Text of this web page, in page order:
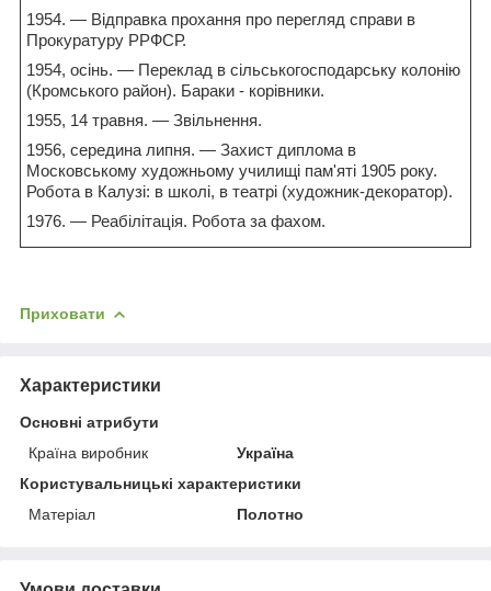
1954. — Відправка прохання про перегляд справи в
Прокуратуру РРФСР.
1954, осінь. — Переклад в сільськогосподарську колонію
(Кромського район). Бараки - корівники.
1955, 14 травня. — Звільнення.
1956, середина липня. — Захист диплома в
Московському художньому училищі пам'яті 1905 року.
Робота в Калузі: в школі, в театрі (художник-декоратор).
1976. — Реабілітація. Робота за фахом.
Приховати
Характеристики
Основні атрибути
Країна виробник
Україна
Користувальницькі характеристики
Матеріал
Полотно